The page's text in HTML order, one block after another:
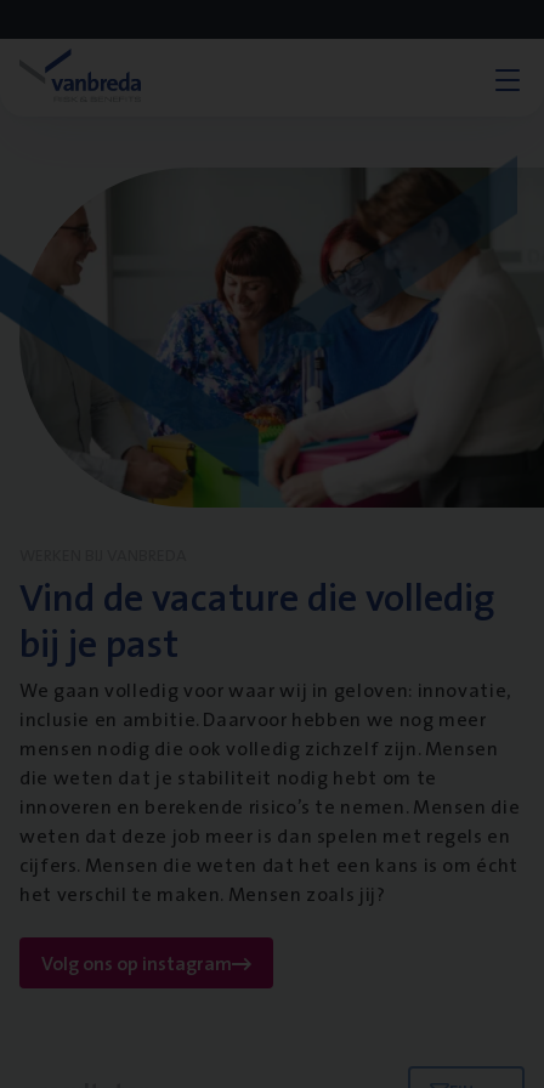
Vind de vacature die volledig
bij je past
We gaan volledig voor waar wij in geloven: innovatie,
inclusie en ambitie. Daarvoor hebben we nog meer
mensen nodig die ook volledig zichzelf zijn. Mensen
die weten dat je stabiliteit nodig hebt om te
innoveren en berekende risico’s te nemen. Mensen die
weten dat deze job meer is dan spelen met regels en
cijfers. Mensen die weten dat het een kans is om écht
het verschil te maken. Mensen zoals jij?
Volg ons op instagram